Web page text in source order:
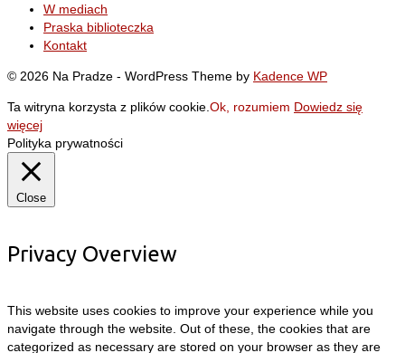
W mediach
Praska biblioteczka
Kontakt
© 2026 Na Pradze - WordPress Theme by Kadence WP
Ta witryna korzysta z plików cookie. Ok, rozumiem Dowiedz się
więcej
Polityka prywatności
Close
Privacy Overview
This website uses cookies to improve your experience while you
navigate through the website. Out of these, the cookies that are
categorized as necessary are stored on your browser as they are